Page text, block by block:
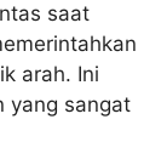
saat
arah. Ini
yang sangat